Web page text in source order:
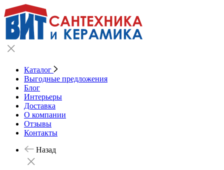
Каталог
Выгодные предложения
Блог
Интерьеры
Доставка
О компании
Отзывы
Контакты
Назад